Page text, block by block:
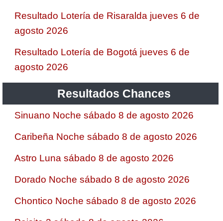
Resultado Lotería de Risaralda jueves 6 de
agosto 2026
Resultado Lotería de Bogotá jueves 6 de
agosto 2026
Resultados Chances
Sinuano Noche sábado 8 de agosto 2026
Caribeña Noche sábado 8 de agosto 2026
Astro Luna sábado 8 de agosto 2026
Dorado Noche sábado 8 de agosto 2026
Chontico Noche sábado 8 de agosto 2026